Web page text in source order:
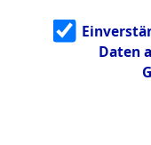
g
5.3.3Daten